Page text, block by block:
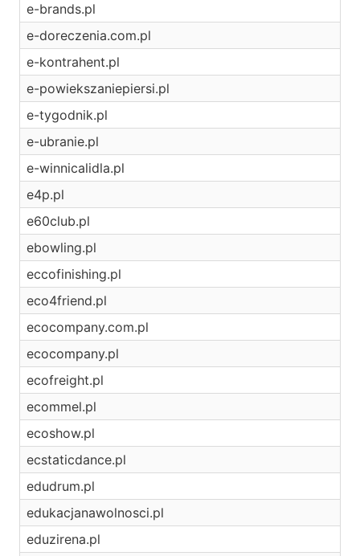
e-brands.pl
e-doreczenia.com.pl
e-kontrahent.pl
e-powiekszaniepiersi.pl
e-tygodnik.pl
e-ubranie.pl
e-winnicalidla.pl
e4p.pl
e60club.pl
ebowling.pl
eccofinishing.pl
eco4friend.pl
ecocompany.com.pl
ecocompany.pl
ecofreight.pl
ecommel.pl
ecoshow.pl
ecstaticdance.pl
edudrum.pl
edukacjanawolnosci.pl
eduzirena.pl